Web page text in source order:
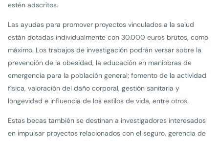
estén adscritos.
Las ayudas para promover proyectos vinculados a la salud
están dotadas individualmente con 30.000 euros brutos, como
máximo. Los trabajos de investigación podrán versar sobre la
prevención de la obesidad, la educación en maniobras de
emergencia para la población general; fomento de la actividad
física, valoración del daño corporal, gestión sanitaria y
longevidad e influencia de los estilos de vida, entre otros.
Estas becas también se destinan a investigadores interesados
en impulsar proyectos relacionados con el seguro, gerencia de